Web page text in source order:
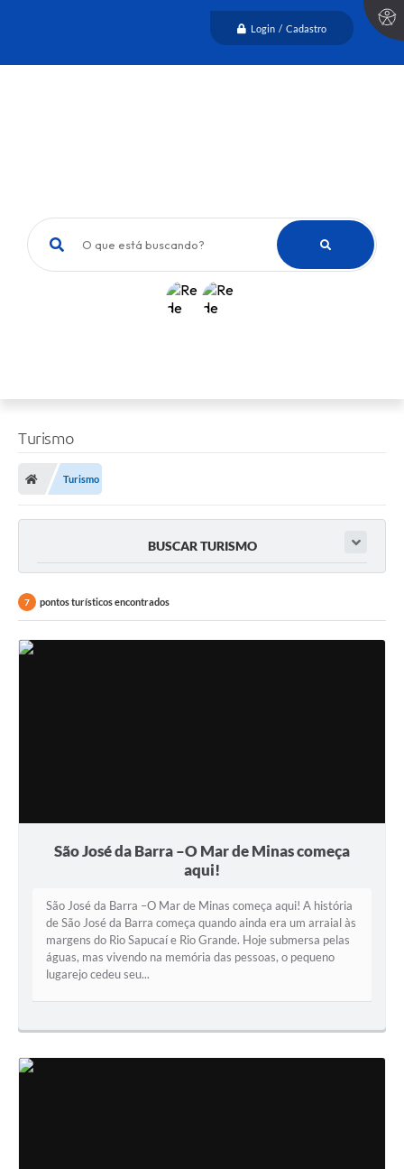
Login / Cadastro
O que está buscando?
Turismo
Turismo
BUSCAR TURISMO
7 pontos turísticos encontrados
São José da Barra –O Mar de Minas começa
aqui!
São José da Barra –O Mar de Minas começa aqui! A história
de São José da Barra começa quando ainda era um arraial às
margens do Rio Sapucaí e Rio Grande. Hoje submersa pelas
águas, mas vivendo na memória das pessoas, o pequeno
lugarejo cedeu seu...